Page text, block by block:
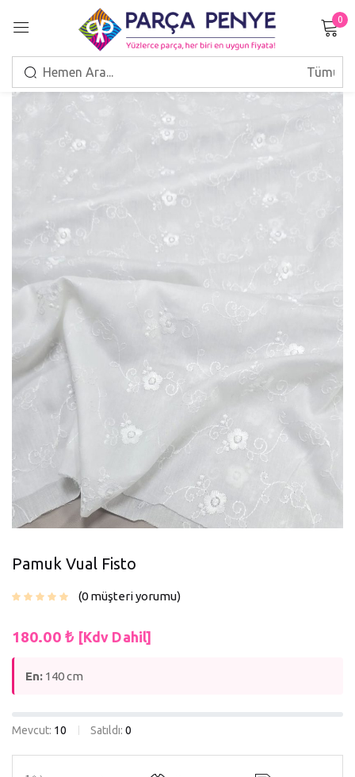
0
Pamuk Vual Fisto
0 müşteri yorumu
180.00 ₺ [Kdv Dahil]
En: 140 cm
Mevcut: 10 Satıldı: 0
Giriş Yap
Beni hatırla Şifrenizi mi unuttunuz?
HESAP OLUŞTUR